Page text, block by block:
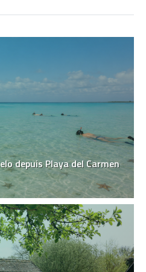
depuis Playa del Carmen